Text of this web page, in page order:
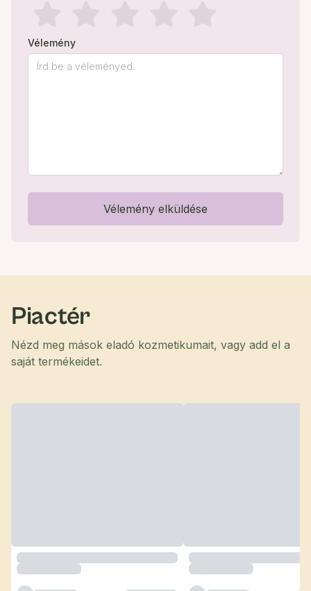
Vélemény
Vélemény elküldése
Piactér
Nézd meg mások eladó kozmetikumait, vagy add el a
saját termékeidet.